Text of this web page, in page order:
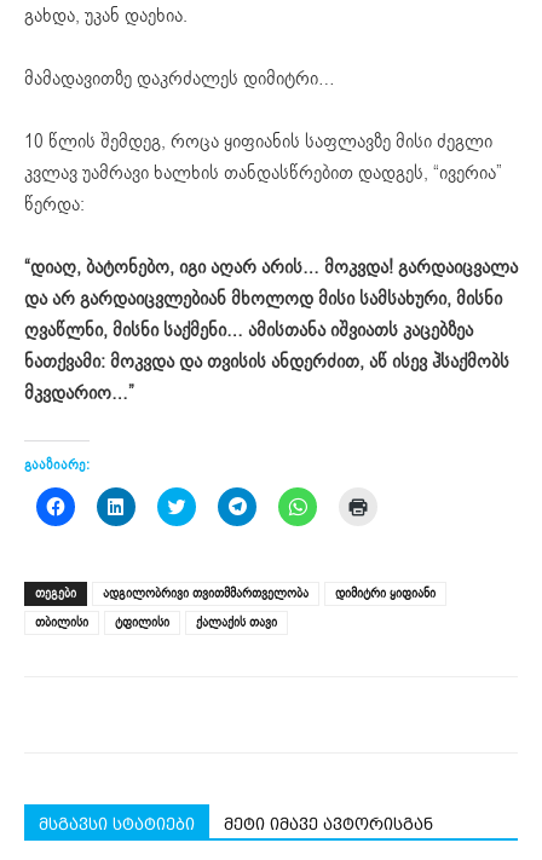
გახდა, უკან დაეხია.
მამადავითზე დაკრძალეს დიმიტრი…
10 წლის შემდეგ, როცა ყიფიანის საფლავზე მისი ძეგლი
კვლავ უამრავი ხალხის თანდასწრებით დადგეს, “ივერია”
წერდა:
“დიაღ, ბატონებო, იგი აღარ არის… მოკვდა! გარდაიცვალა
და არ გარდაიცვლებიან მხოლოდ მისი სამსახური, მისნი
ღვაწლნი, მისნი საქმენი… ამისთანა იშვიათს კაცებზეა
ნათქვამი: მოკვდა და თვისის ანდერძით, აწ ისევ ჰსაქმობს
მკვდარიო…”
გააზიარე:
Click
to
(Opens
in
new
window)
Click
to
(Opens
in
new
window)
Click
to
(Opens
in
new
window)
Click
to
(Opens
in
new
window)
Click
to
(Opens new
window)
ᲗᲔᲒᲔᲑᲘ ადგილობრივი თვითმმართველობა
დიმიტრი ყიფიანი
თბილისი
ტფილისი ქალაქის თავი
მსგავსი სტატიები მეტი იმავე ავტორისგან